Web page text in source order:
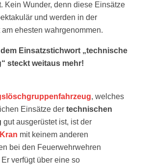
Kein Wunder, denn diese Einsätze
und werden in der
ehesten wahrgenommen.
Einsatzstichwort „technische
steckt weitaus mehr!
, welches
Einsätze der technischen
gut ausgerüstet ist, ist der
mit keinem anderen
bei den Feuerwehrwehren
verfügt über eine so